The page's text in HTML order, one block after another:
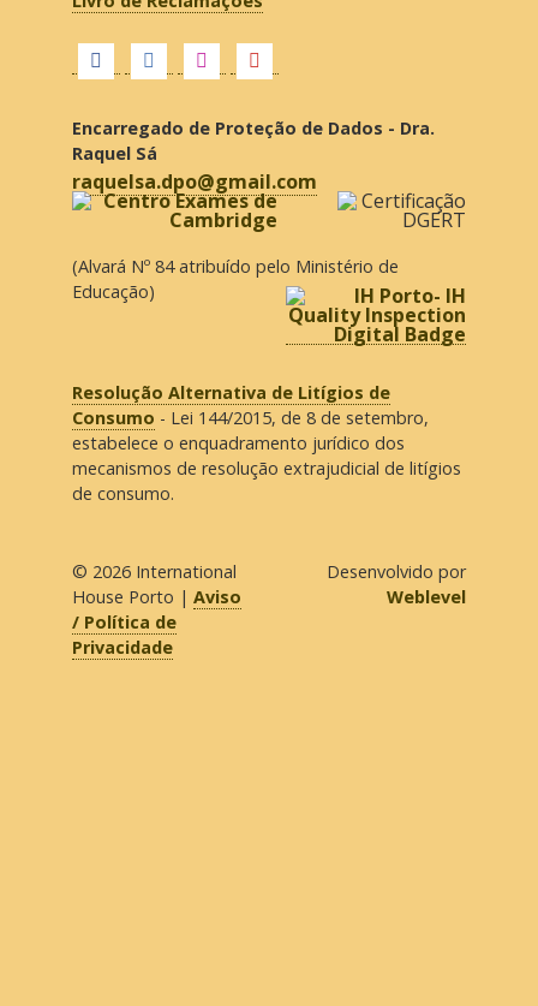
Encarregado de Proteção de Dados - Dra.
Raquel Sá
raquelsa.dpo@gmail.com
(Alvará Nº 84 atribuído pelo Ministério de
Educação)
Resolução Alternativa de Litígios de
Consumo - Lei 144/2015, de 8 de setembro,
estabelece o enquadramento jurídico dos
mecanismos de resolução extrajudicial de litígios
de consumo.
© 2026 International
House Porto | Aviso
/ Política de
Privacidade
Desenvolvido por
Weblevel